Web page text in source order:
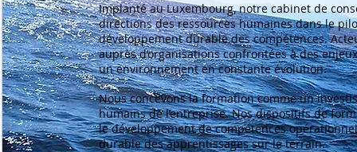
Implanté au Luxembourg, notre cabinet de
directions des ressources humaines dans le
développement durable des compétences.
auprès d’organisations confrontées à des
un environnement en constante évolution.
Nous concevons la formation comme un
humains de l’entreprise. Nos dispositifs de
le développement de compétences
durable des apprentissages sur le terrain.